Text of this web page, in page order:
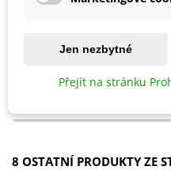
k rostlinám - Devrakon - 300 ml
8 OSTATNÍ PRODUKTY ZE
Jen nezbytné
Přejít na stránku